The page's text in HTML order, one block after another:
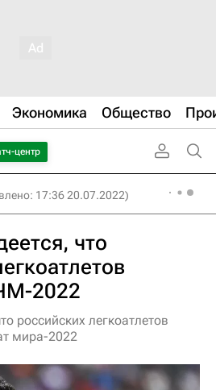
Экономика Общество
центр
17:36 20.07.2022)
что
2022
российских легкоатлетов
мира-2022